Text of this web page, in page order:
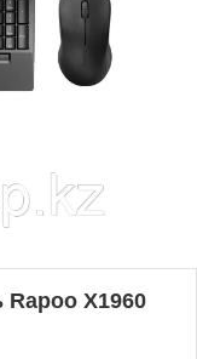
X1960